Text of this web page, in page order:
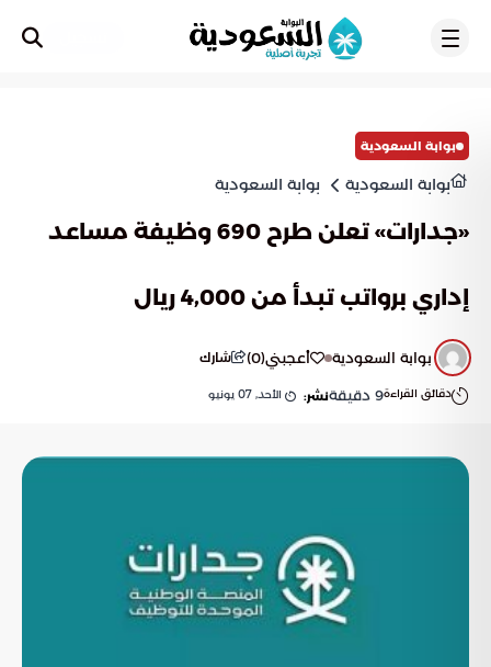
بوابة السعودية
بوابة السعودية بوابة السعودية
«جدارات» تعلن طرح 690 وظيفة مساعد
إداري برواتب تبدأ من 4,000 ريال
بوابة السعودية أعجبني(
0
) شارك
دقائق القراءة9 دقيقةنشر: الأحد, 07 يونيو